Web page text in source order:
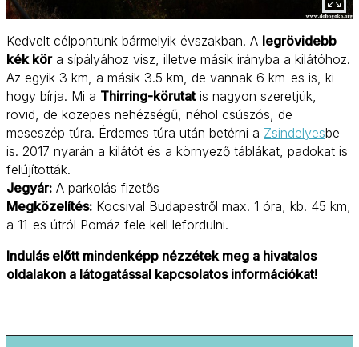
Kedvelt célpontunk bármelyik évszakban. A legrövidebb
kék köra sípályához visz, illetve másik irányba a kilátóhoz.
Az egyik 3 km, a másik 3.5 km, de vannak 6 km-es is, ki
hogy bírja. Mi a Thirring-körutatis nagyon szeretjük,
rövid, de közepes nehézségű, néhol csúszós, de
meseszép túra. Érdemes túra után betérni a Zsindelyesbe
is. 2017 nyarán a kilátót és a környező táblákat, padokat is
felújították.
Jegyár: A parkolás fizetős
Megközelítés: Kocsival Budapestről max. 1 óra, kb. 45 km,
a 11-es útról Pomáz fele kell lefordulni.
Indulás előtt mindenképp nézzétek meg a hivatalos
oldalakon a látogatással kapcsolatos információkat!